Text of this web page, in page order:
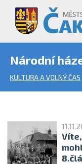
Národní
KULTURA A VOLNÝ ČAS